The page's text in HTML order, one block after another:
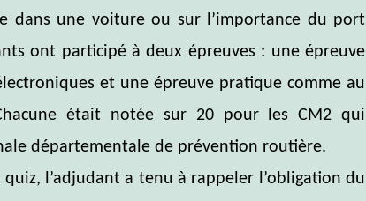
dans une voiture ou sur l’importance du port
ont participé à deux épreuves : une épreuve
et une épreuve pratique comme au
était notée sur 20 pour les CM2 qui
départementale de prévention routière.
l’adjudant a tenu à rappeler l’obligation du